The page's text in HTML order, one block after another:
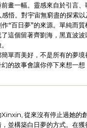
畫一幅。靈感來自於引言
感悟。對宇宙無窮盡的探索
作“百日夢”的來源。單純而
這個留著齊劉海，黑直波
單而美好，不是所有的夢
的故事會讓你停下來想一
Xinxin,從來沒有停止過她的
並構築白日夢的方式。在